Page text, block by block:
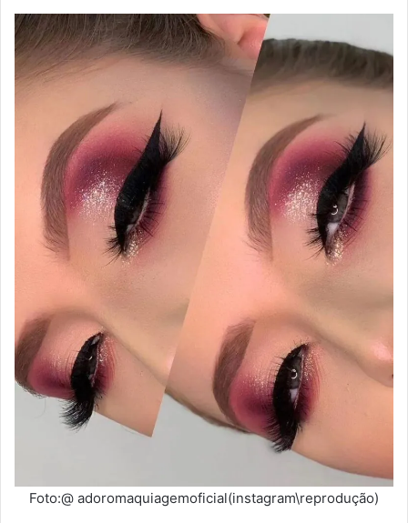
Foto:@ adoromaquiagemoficial(instagram\reprodução)